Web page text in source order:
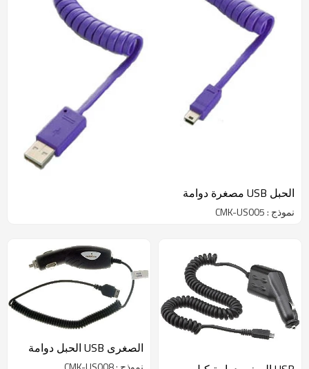
الحبل USB مصغرة دوامة
نموذج : CMK-US005
الصغرى USB الحبل دوامة